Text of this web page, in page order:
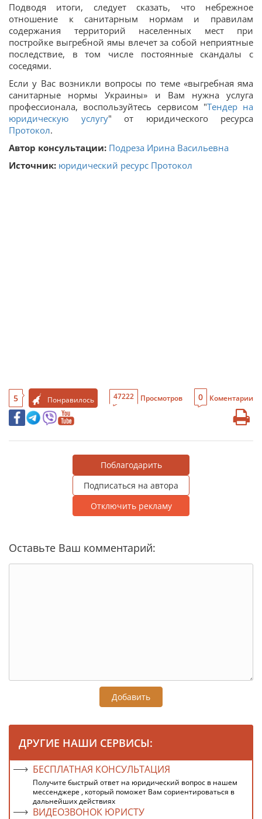
Подводя итоги, следует сказать, что небрежное
отношение к санитарным нормам и правилам
содержания территорий населенных мест при
постройке выгребной ямы влечет за собой неприятные
последствие, в том числе постоянные скандалы с
соседями.
Если у Вас возникли вопросы по теме «выгребная яма
санитарные нормы Украины» и Вам нужна услуга
профессионала, воспользуйтесь сервисом "Тендер на
юридическую услугу" от юридического ресурса
Протокол.
Автор консультации: Подреза Ирина Васильевна
Источник: юридический ресурс Протокол
5 Понравилось 47222 Просмотров 0 Коментарии
Поблагодарить
Подписаться на автора
Отключить рекламу
Оставьте Ваш комментарий:
Добавить
ДРУГИЕ НАШИ СЕРВИСЫ:
БЕСПЛАТНАЯ КОНСУЛЬТАЦИЯ
Получите быстрый ответ на юридический вопрос в нашем
мессенджере , который поможет Вам сориентироваться в
дальнейших действиях
ВИДЕОЗВОНОК ЮРИСТУ